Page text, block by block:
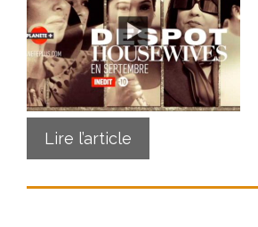
Lire l’article